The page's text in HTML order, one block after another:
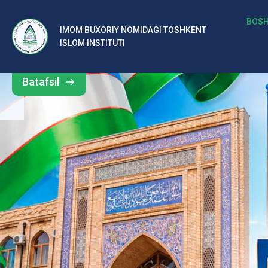
IMOM BUXORIY NOMIDAGI TOSHKENT
ISLOM INSTITUTI
b
al
ar
o‘
rt
a
si
d
Barcha
yangiliklar
Batafsil